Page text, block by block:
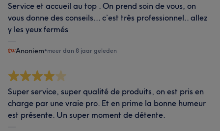
Service et accueil au top . On prend soin de vous, on
vous donne des conseils... c’est très professionnel.. allez
y les yeux fermés
Anoniem•meer dan 8 jaar geleden
Super service, super qualité de produits, on est pris en
charge par une vraie pro. Et en prime la bonne humeur
est présente. Un super moment de détente.